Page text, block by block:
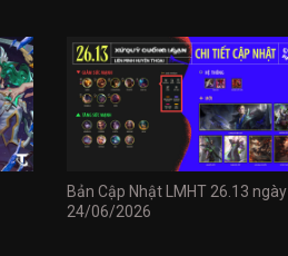
Bản Cập Nhật LMHT 26.13 ngày
24/06/2026